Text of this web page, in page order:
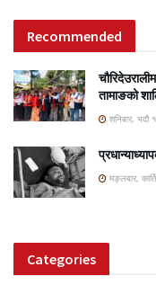
Recommended
तामाङको
शनिबार,
मङ्लबार,
Categories